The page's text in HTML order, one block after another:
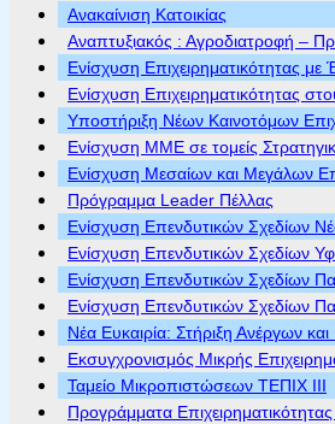
Ανακαίνιση Κατοικίας
Αναπτυξιακός : Αγροδιατροφή –
Ενίσχυση Επιχειρηματικότητας
Ενίσχυση Επιχειρηματικότητας
Υποστήριξη Νέων Καινοτόμων
Ενίσχυση ΜΜΕ σε τομείς
Ενίσχυση Μεσαίων και Μεγάλων
Πρόγραμμα Leader Πέλλας
Ενίσχυση Επενδυτικών Σχεδίων
Ενίσχυση Επενδυτικών Σχεδίων
Ενίσχυση Επενδυτικών Σχεδίων
Ενίσχυση Επενδυτικών Σχεδίων
Νέα Ευκαιρία: Στήριξη Ανέργων
Εκσυγχρονισμός Μικρής
Ταμείο Μικροπιστώσεων ΤΕΠΙΧ ΙΙΙ
Προγράμματα